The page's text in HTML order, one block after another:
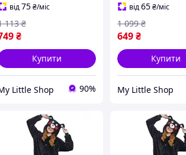
від75₴/міс
₴
113 ₴
Купити
Little Shop 90%
від65 ₴/міс
649 ₴
1 099 ₴
Купити
My Little Shop